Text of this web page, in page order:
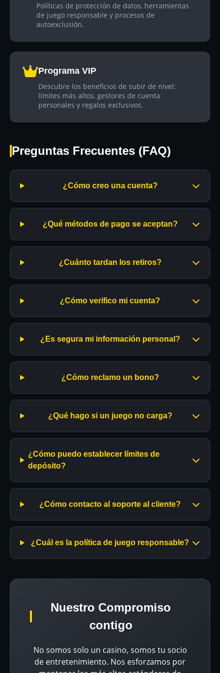
Políticas de protección de datos, herramientas
de juego responsable y procesos de
autoexclusión.
Programa VIP
Descubre los beneficios de subir de nivel:
límites más altos, gestores de cuenta
personales y regalos exclusivos.
Preguntas Frecuentes (FAQ)
¿Cómo creo una cuenta?
¿Qué métodos de pago se aceptan?
¿Cuánto tardan los retiros?
¿Cómo verifico mi cuenta?
¿Es segura mi información personal?
¿Cómo reclamo un bono?
¿Qué hago si un juego no carga?
¿Cómo puedo establecer límites de
depósito?
¿Cómo contacto al soporte al cliente?
¿Cuál es la política de juego responsable?
Nuestro Compromiso
contigo
No somos solo un casino, somos tu socio
de entretenimiento. Nos esforzamos por